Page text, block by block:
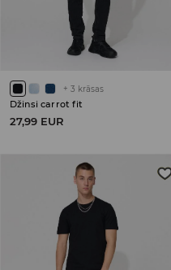
+ 3 krāsas
Džinsi carrot fit
27,99 EUR